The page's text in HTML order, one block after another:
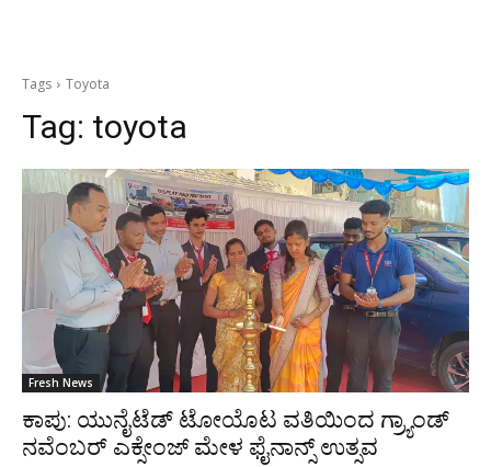
Tags Toyota
Tag: toyota
Fresh News
ಕಾಪು: ಯುನೈಟೆಡ್ ಟೋಯೊಟ ವತಿಯಿಂದ ಗ್ರ್ಯಾಂಡ್
ನವೆಂಬರ್ ಎಕ್ಸೇಂಜ್ ಮೇಳ ಫೈನಾನ್ಸ್ ಉತ್ಸವ